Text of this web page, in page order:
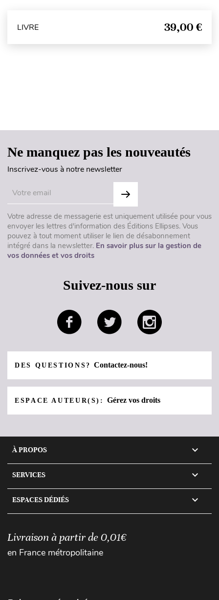
LIVRE 39,00 €
Ne manquez pas les nouveautés
Inscrivez-vous à notre newsletter
Votre adresse de messagerie est uniquement utilisée pour vous
envoyer les lettres d'information des Éditions Ellipses. Vous
pouvez à tout moment utiliser le lien de désabonnement
intégré dans la newsletter. En savoir plus sur la gestion de
vos données et vos droits
Suivez-nous sur
DES QUESTIONS?Contactez-nous!
ESPACE AUTEUR(S):Gérez vos droits
À PROPOS 
SERVICES 
ESPACES DÉDIÉS 
Livraison à partir de 0,01€
en France métropolitaine